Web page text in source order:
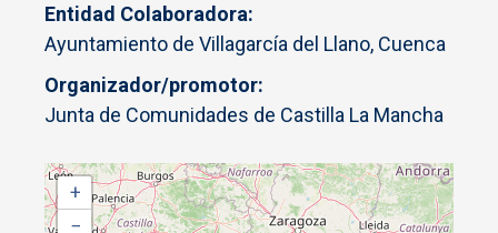
Entidad Colaboradora
Ayuntamiento de Villagarcía del Llano, Cuenca
Organizador/promotor
Junta de Comunidades de Castilla La Mancha
+
−